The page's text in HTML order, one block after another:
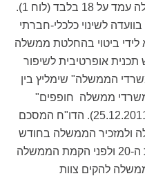
בשנת 1961 מספר משרדי הממשלה עמד על 18 בלבד (לוח 1).
לשינוי כלכלי-חברתי
לידי ביטוי בהחלטת ממשלה
אופרטיבית לשיפור
הממשלה" שימליץ בין
ממשלה חופפים"
(החלטת ממשלה מס' 4028 מיום 25.12.2011). הדו"ח המסכם
ולמזכיר הממשלה בחודש
מרץ 2015, לאחר הבחירות לכנסת ה-20 ולפני הקמת הממשלה
להקים צוות